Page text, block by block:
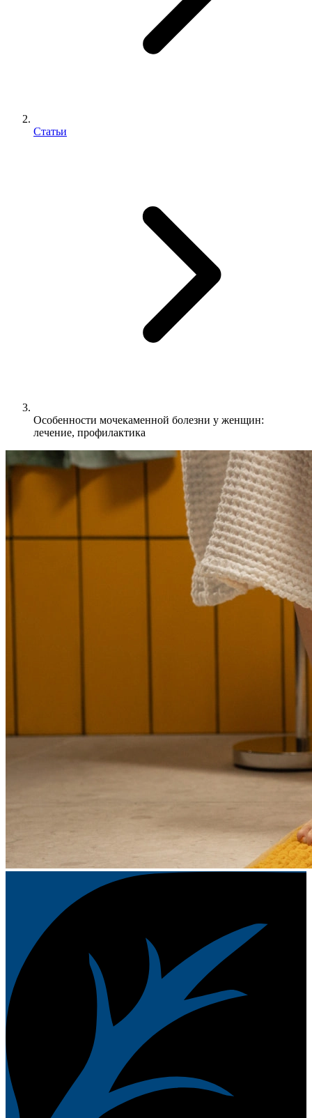
Статьи
Особенности мочекаменной болезни у женщин:
лечение, профилактика